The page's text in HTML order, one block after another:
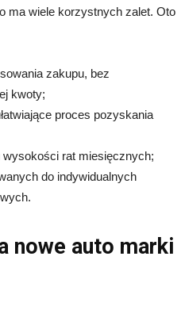
ma wiele korzystnych zalet. Oto
zakupu, bez
kwoty;
proces pozyskania
rat miesięcznych;
do indywidualnych
nowe auto marki